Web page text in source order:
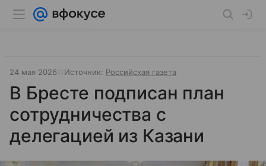
24 мая 2026 Источник: Российская газета
В Бресте подписан план
сотрудничества с
делегацией из Казани